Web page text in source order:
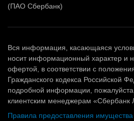
(ПАО Сбербанк)
Вся информация, касающаяся
носит информационный характер и
офертой, в соответствии с
Гражданского кодекса Российской
подробной информации,
клиентским менеджерам «Сбербанк
Правила предоставления имущества